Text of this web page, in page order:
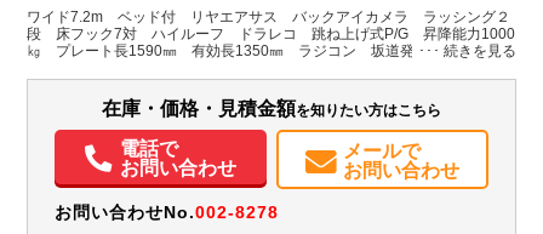
H:2,390
H:3,460
装備情報
パワステ
バックモニター
ワイド7.2m ベッド付 リヤエアサス バックアイカメラ ラッシング２
段 床フック7対 ハイルーフ ドラレコ 跳ね上げ式P/G 昇降能力1000
㎏ プレート長1590㎜ 有効長1350㎜ ラジコン 坂道発進補助 車線逸
床しわあり
在庫・価格・見積金額を知りたい方はこちら
電話で
お問い合わせ
メールで
お問い合わせ
お問い合わせNo.002-8278